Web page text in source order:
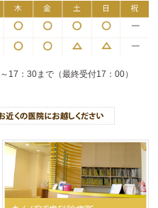
17：30まで（最終受付17：00）